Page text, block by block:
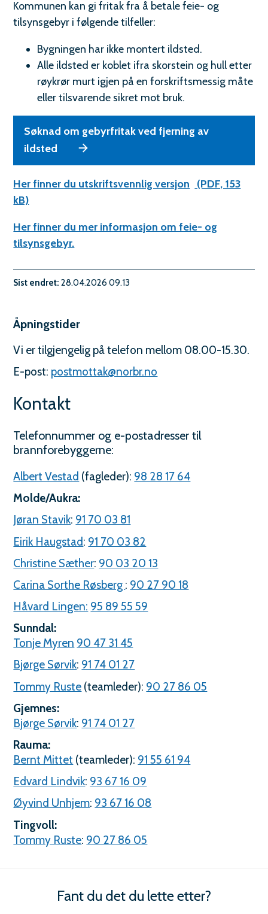
r
d
n
i
n
I
K
S
Kommunen kan gi fritak fra å betale feie- og
tilsynsgebyr i følgende tilfeller:
Bygningen har ikke montert ildsted.
Alle ildsted er koblet ifra skorstein og hull etter
røykrør murt igjen på en forskriftsmessig måte
eller tilsvarende sikret mot bruk.
Søknad om gebyrfritak ved fjerning av
ildsted
Her finner du utskriftsvennlig versjon
(PDF, 153
kB)
Her finner du mer informasjon om feie- og
tilsynsgebyr.
Sist endret 28.04.2026 09.13
Åpningstider
Vi er tilgjengelig på telefon mellom 08.00-15.30.
E-post: postmottak@norbr.no
Kontakt
Telefonnummer og e-postadresser til
brannforebyggerne:
Albert Vestad (fagleder): 98 28 17 64
Molde/Aukra:
Jøran Stavik: 91 70 03 81
Eirik Haugstad: 91 70 03 82
Christine Sæther: 90 03 20 13
Carina Sorthe Røsberg : 90 27 90 18
Håvard Lingen: 95 89 55 59
Sunndal:
Tonje Myren 90 47 31 45
Bjørge Sørvik: 91 74 01 27
Tommy Ruste (teamleder): 90 27 86 05
Gjemnes:
Bjørge Sørvik: 91 74 01 27
Rauma:
Bernt Mittet (teamleder): 91 55 61 94
Edvard Lindvik: 93 67 16 09
Øyvind Unhjem: 93 67 16 08
Tingvoll:
Tommy Ruste: 90 27 86 05
Fant du det du lette etter?